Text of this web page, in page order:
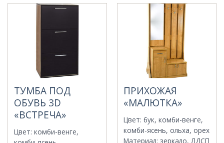
ТУМБА ПОД
ОБУВЬ 3D
«ВСТРЕЧА»
Цвет:комби-венге,
ПРИХОЖАЯ
«МАЛЮТКА»
Цвет:бук, комби-венге,
комби-ясень, ольха, орех
Материал:зеркало, ЛДСП